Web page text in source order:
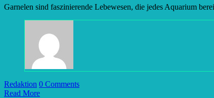
Garnelen sind faszinierende Lebewesen, die jedes Aquarium
Redaktion 0 Comments
Read More